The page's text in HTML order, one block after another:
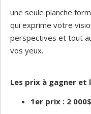
une seule planche
qui exprime votre
perspectives et tout
vos yeux.
Les prix à gagner
1er prix : 2 000$